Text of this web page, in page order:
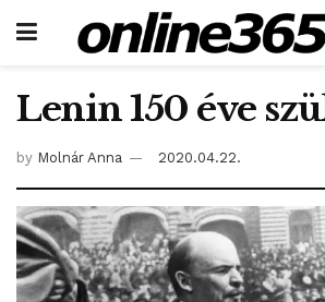
Lenin 150 éve
by Molnár Anna 2020.04.22.